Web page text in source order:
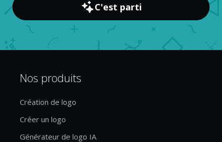
C'est parti
Nos produits
Création de logo
Créer un logo
Générateur de logo IA